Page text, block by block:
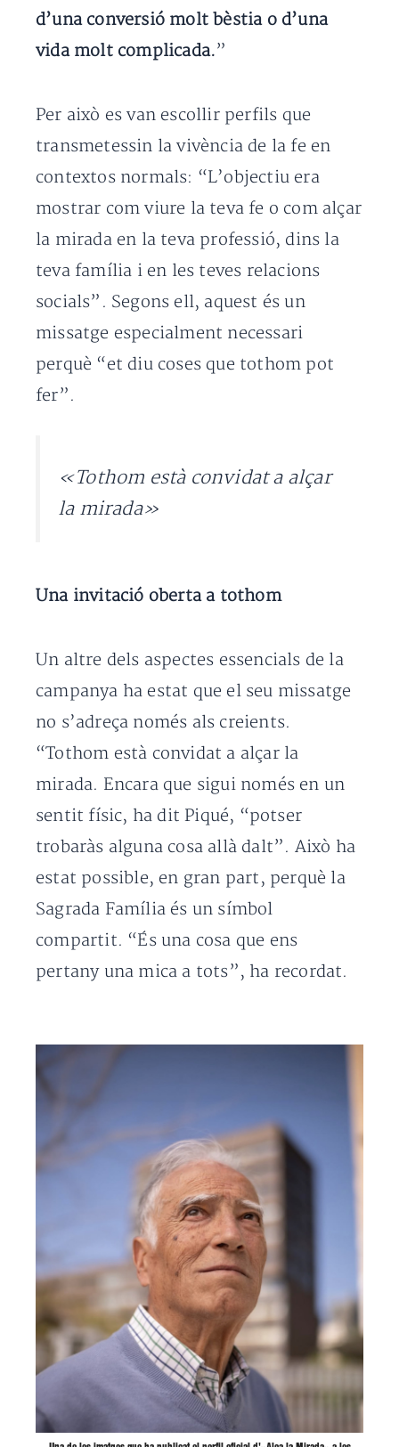
d’una conversió molt bèstia o d’una
vida molt complicada.”
Per això es van escollir perfils que
transmetessin la vivència de la fe en
contextos normals: “L’objectiu era
mostrar com viure la teva fe o com alçar
la mirada en la teva professió, dins la
teva família i en les teves relacions
socials”. Segons ell, aquest és un
missatge especialment necessari
perquè “et diu coses que tothom pot
fer”.
«Tothom està convidat a alçar
la mirada»
Una invitació oberta a tothom
Un altre dels aspectes essencials de la
campanya ha estat que el seu missatge
no s’adreça només als creients.
“Tothom està convidat a alçar la
mirada. Encara que sigui només en un
sentit físic, ha dit Piqué, “potser
trobaràs alguna cosa allà dalt”. Això ha
estat possible, en gran part, perquè la
Sagrada Família és un símbol
compartit. “És una cosa que ens
pertany una mica a tots”, ha recordat.